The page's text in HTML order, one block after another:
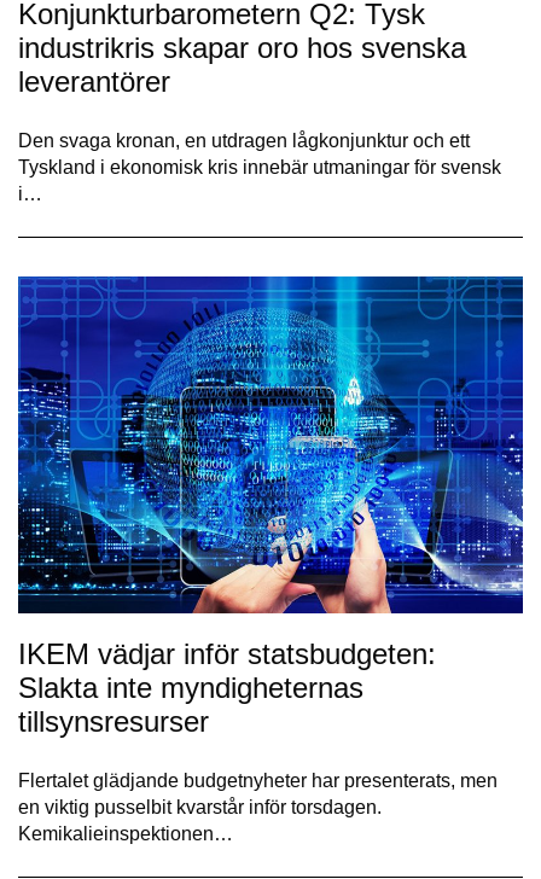
Konjunkturbarometern Q2: Tysk
industrikris skapar oro hos svenska
leverantörer
Den svaga kronan, en utdragen lågkonjunktur och ett
Tyskland i ekonomisk kris innebär utmaningar för svensk
i…
IKEM vädjar inför statsbudgeten:
Slakta inte myndigheternas
tillsynsresurser
Flertalet glädjande budgetnyheter har presenterats, men
en viktig pusselbit kvarstår inför torsdagen.
Kemikalieinspektionen…